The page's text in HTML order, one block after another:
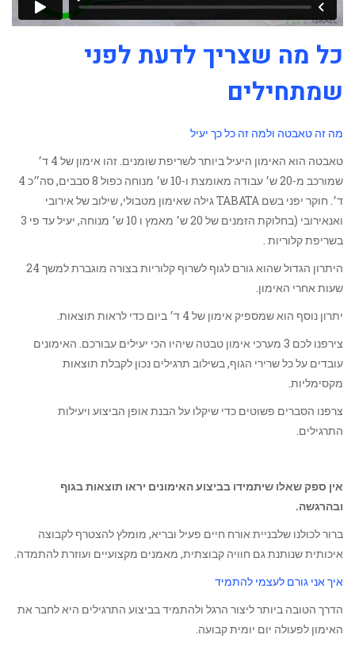
כל מה שצריך לדעת לפני
שמתחילים
מה זה טאבטה ולמה זה כל כך יעיל
טאבטה הוא האימון היעיל ביותר לשריפת שומנים. זהו אימון של 4 ד׳
שמורכב מ-20 ש׳ עבודה מאומצת ו-10 ש׳ מנוחה כפול 8 סבבים, סה״כ 4
ד׳. חוקר יפני בשם TABATA גילה שאימון מטבולי, שילוב של אירובי
ואנאירובי (בחלוקת הזמנים של 20 ש׳ מאמץ ו 10 ש׳ מנוחה, יעיל עד פי 3
בשריפת קלוריות .
היתרון הגדול שהוא גורם לגוף לשרוף קלוריות בצורה מוגברת למשך 24
שעות אחרי האימון.
יתרון נוסף הוא שמספיק אימון של 4 ד׳ ביום כדי לראות תוצאות.
צירפנו לכם 3 מערכי אימון טבטה שיהיו הכי יעילים עבורכם. האימונים
עובדים על כל שרירי הגוף, בשילוב תרגילים נכון לקבלת תוצאות
מקסימליות.
צרפנו הסברים פשוטים כדי שיקלו על הבנת אופן הביצוע ויעילות
התרגילים.
אין ספק שאלו שיתמידו בביצוע האימונים יראו תוצאות בגוף
ובהרגשה.
ברור לכולנו שלבניית אורח חיים פעיל ובריא, מומלץ להצטרף לקבוצה
איכותית שנותנת גם חוויה קבוצתית, מאמנים מקצועיים ועוזרת להתמדה.
איך אני גורם לעצמי להתמיד
הדרך הטובה ביותר ליצור הרגל ולהתמיד בביצוע התרגילים היא לחבר את
האימון לפעולה יום יומית קבועה.